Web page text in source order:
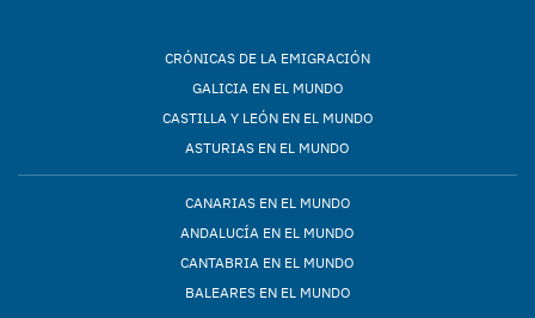
CRÓNICAS DE LA EMIGRACIÓN
GALICIA EN EL MUNDO
CASTILLA Y LEÓN EN EL MUNDO
ASTURIAS EN EL MUNDO
CANARIAS EN EL MUNDO
ANDALUCÍA EN EL MUNDO
CANTABRIA EN EL MUNDO
BALEARES EN EL MUNDO